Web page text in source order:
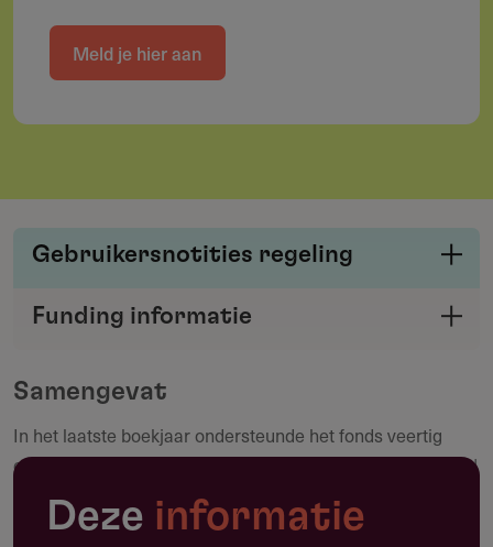
Meld je hier aan
Samengevat
In het laatste boekjaar ondersteunde het fonds veertig
organisaties | Aanvragers: maatschappelijke organisaties |
Aanvragen: doorlopend | Start met quickscan
Gebruikersnotities regeling
verstrekker met de Fondswervingonline
Maak een notitie
Funding informatie
Deze informatie